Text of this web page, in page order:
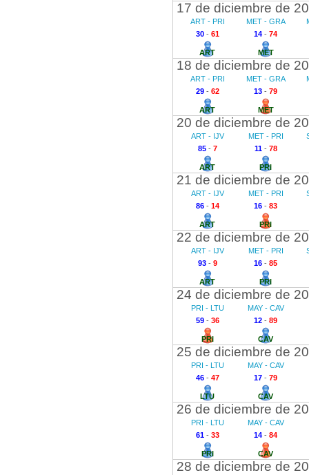
17 de diciembre de
ART - PRI
30- 61
ART
MET - GRA
14 - 74
MET
18 de diciembre de
ART - PRI
29- 62
ART
MET - GRA
13 - 79
MET
20 de diciembre de
ART - IJV
85- 7
ART
MET - PRI
11- 78
PRI
21 de diciembre de
ART - IJV
86- 14
ART
MET - PRI
16 - 83
PRI
22 de diciembre de
ART - IJV
93- 9
ART
MET - PRI
16 - 85
PRI
24 de diciembre de
PRI - LTU
59- 36
PRI
MAY - CAV
12 - 89
CAV
25 de diciembre de
PRI - LTU
46- 47
LTU
MAY - CAV
17 - 79
CAV
26 de diciembre de
PRI - LTU
61- 33
PRI
MAY - CAV
14 - 84
CAV
28 de diciembre de